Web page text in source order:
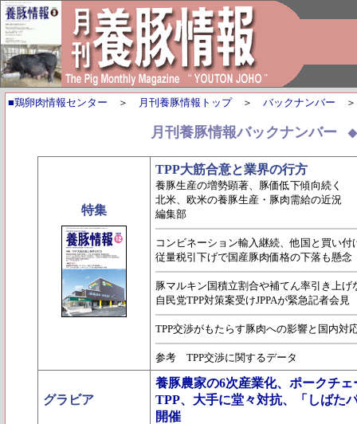
■鶏卵肉情報センター ＞ 月刊養豚情報トップ＞ バックナンバー
月刊養豚情報バックナンバー
特集
TPP大筋合意と業界の行方
養豚生産の増勢顕著、豚価低下傾向続く
北米、欧米の養豚生産・豚肉需給の近況
編集部
コンビネーション輸入継続、他国と買い付
従量税引下げで国産豚肉価格の下落も懸念
豚マルキン国積立割合や補てん率引き上げ
自民党TPP対策案受けJPPAが緊急記者会見
TPP交渉がもたらす豚肉への影響と国内対
参考 TPP交渉に関するデータ
グラビア
養豚農家の6次産業化、ポークチ
TPP、大手に堂々対抗、「しばた
開催